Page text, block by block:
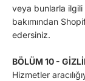
veya bunlarla
bakımından
edersiniz.
BÖLÜM 10 -
Hizmetler